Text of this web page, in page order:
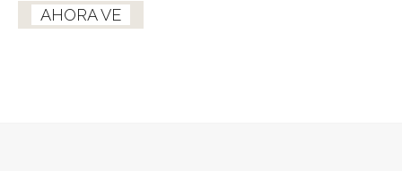
AHORA VE